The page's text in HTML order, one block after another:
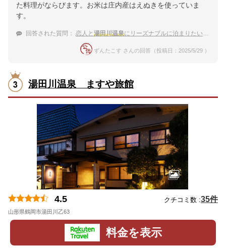
た料理がならびます。お米は庄内産はえぬきを使っていま
す。
回答された質問： 恋人と 湯田川温泉にリーズナブルに泊まりたいです！
ずんたこす さんの回答（投稿日：2025/5/29 ）
湯田川温泉 ますや旅館
4.5 クチコミ数 :35件
山形県鶴岡市湯田川乙63
料金を表示